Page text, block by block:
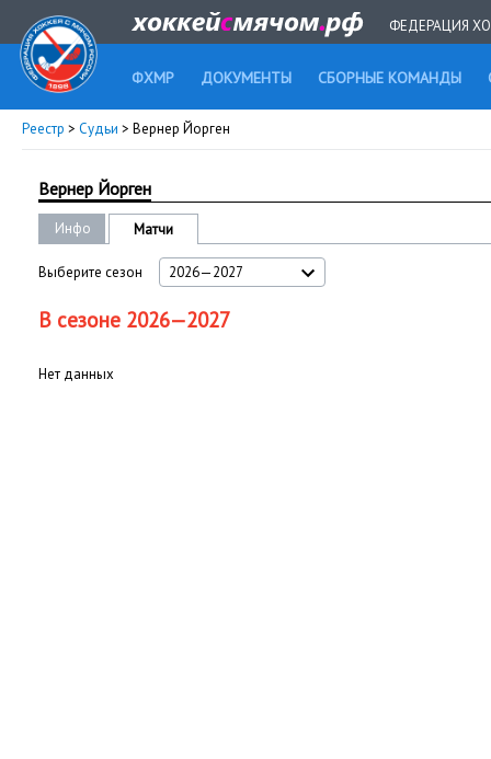
ФЕДЕРАЦИЯ
ФХМР ДОКУМЕНТЫ СБОРНЫЕ КОМАНДЫ
Реестр > Судьи > Вернер Йорген
Вернер Йорген
Инфо Матчи
Выберите сезон 2026—2027
В сезоне 2026—2027
Нет данных